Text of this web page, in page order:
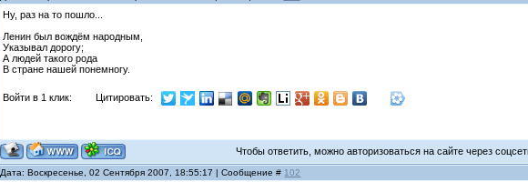
Ну, раз на то пошло...
Ленин был вождём народным,
Указывал дорогу;
А людей такого рода
В стране нашей понемногу.
Войти в 1 клик: Цитировать:
Чтобы ответить, можно авторизоваться на сайте через
Дата: Воскресенье, 02 Сентября 2007, 18:55:17 | Сообщение # 102